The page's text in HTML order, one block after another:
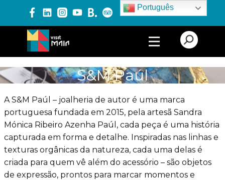
Português
PRODUTOS E SERVIÇOS
EVENTOS
BLOG
S&M Paúl
A S&M Paúl – joalheria de autor é uma marca
portuguesa fundada em 2015, pela artesã Sandra
Mónica Ribeiro Azenha Paúl, cada peça é uma história
capturada em forma e detalhe. Inspiradas nas linhas e
texturas orgânicas da natureza, cada uma delas é
criada para quem vê além do acessório – são objetos
de expressão, prontos para marcar momentos e